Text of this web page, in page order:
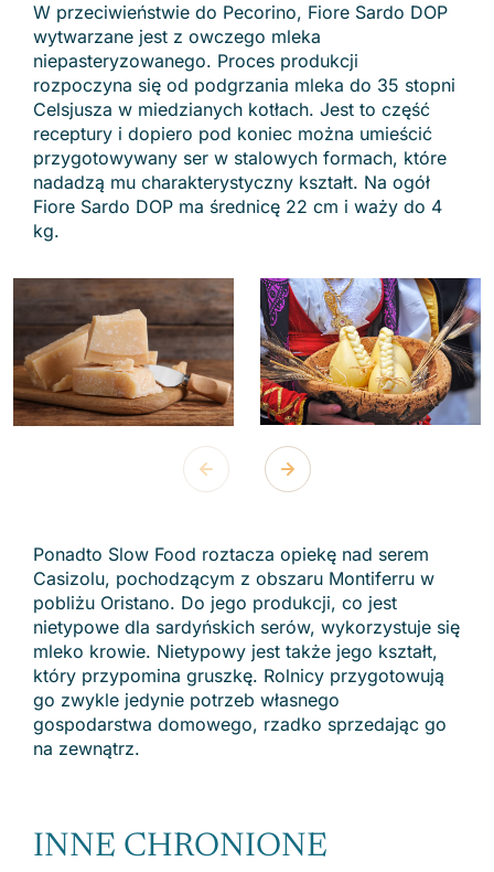
W przeciwieństwie do Pecorino, Fiore Sardo DOP
wytwarzane jest z owczego mleka
niepasteryzowanego. Proces produkcji
rozpoczyna się od podgrzania mleka do 35 stopni
Celsjusza w miedzianych kotłach. Jest to część
receptury i dopiero pod koniec można umieścić
przygotowywany ser w stalowych formach, które
nadadzą mu charakterystyczny kształt. Na ogół
Fiore Sardo DOP ma średnicę 22 cm i waży do 4
kg.
Ponadto Slow Food roztacza opiekę nad serem
Casizolu, pochodzącym z obszaru Montiferru w
pobliżu Oristano. Do jego produkcji, co jest
nietypowe dla sardyńskich serów, wykorzystuje się
mleko krowie. Nietypowy jest także jego kształt,
który przypomina gruszkę. Rolnicy przygotowują
go zwykle jedynie potrzeb własnego
gospodarstwa domowego, rzadko sprzedając go
na zewnątrz.
INNE CHRONIONE